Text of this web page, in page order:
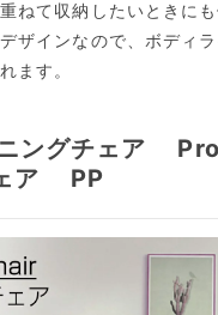
ねて収納したいときに
ザインなので、ボディ
ます。
ングチェア
ア PP